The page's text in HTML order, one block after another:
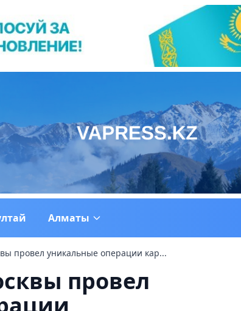
Алматы
провел уникальные операции кар...
провел